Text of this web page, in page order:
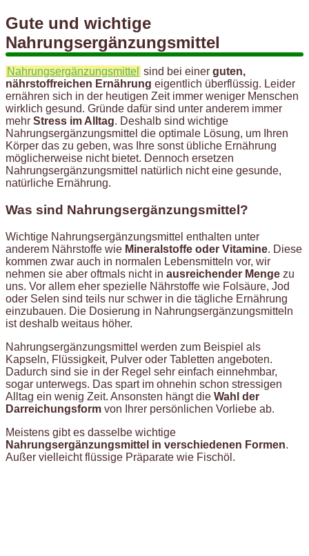
Gute und wichtige
Nahrungsergänzungsmittel
Nahrungsergänzungsmittel sind bei einer guten,
nährstoffreichen Ernährung eigentlich überflüssig. Leider
ernähren sich in der heutigen Zeit immer weniger Menschen
wirklich gesund. Gründe dafür sind unter anderem immer
mehr Stress im Alltag. Deshalb sind wichtige
Nahrungsergänzungsmittel die optimale Lösung, um Ihren
Körper das zu geben, was Ihre sonst übliche Ernährung
möglicherweise nicht bietet. Dennoch ersetzen
Nahrungsergänzungsmittel natürlich nicht eine gesunde,
natürliche Ernährung.
Was sind Nahrungsergänzungsmittel?
Wichtige Nahrungsergänzungsmittel enthalten unter
anderem Nährstoffe wie Mineralstoffe oder Vitamine. Diese
kommen zwar auch in normalen Lebensmitteln vor, wir
nehmen sie aber oftmals nicht in ausreichender Menge zu
uns. Vor allem eher spezielle Nährstoffe wie Folsäure, Jod
oder Selen sind teils nur schwer in die tägliche Ernährung
einzubauen. Die Dosierung in Nahrungsergänzungsmitteln
ist deshalb weitaus höher.
Nahrungsergänzungsmittel werden zum Beispiel als
Kapseln, Flüssigkeit, Pulver oder Tabletten angeboten.
Dadurch sind sie in der Regel sehr einfach einnehmbar,
sogar unterwegs. Das spart im ohnehin schon stressigen
Alltag ein wenig Zeit. Ansonsten hängt die Wahl der
Darreichungsform von Ihrer persönlichen Vorliebe ab.
Meistens gibt es dasselbe wichtige
Nahrungsergänzungsmittel in verschiedenen Formen.
Außer vielleicht flüssige Präparate wie Fischöl.